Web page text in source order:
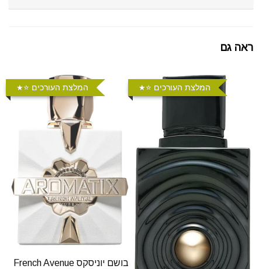
ראה גם
המלצת העורכים ⭐️ המלצת העורכים ⭐️
בושם יוניסקס French Avenue